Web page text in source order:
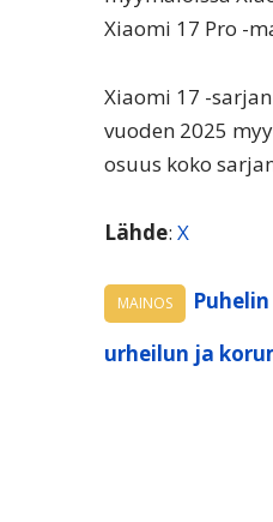
Xiaomi 17 Pro -
Xiaomi 17 -
vuoden 2025
osuus koko
Lähde: X
MAINOS
urheilun ja